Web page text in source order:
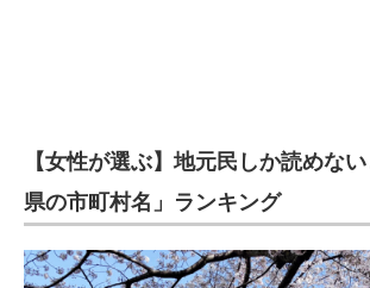
【女性が選ぶ】地元民しか読めな
県の市町村名」ランキング